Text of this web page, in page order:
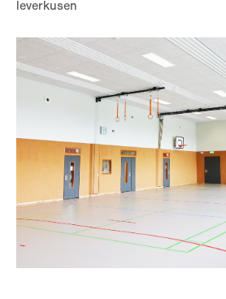
lorem ipsum dolor sit amet:
24h/ 365days
we offer support for our customers
mon - fri 8:00am - 5:00pm
(gmt +1)
get in touch
cybersteel inc.
leverkusen